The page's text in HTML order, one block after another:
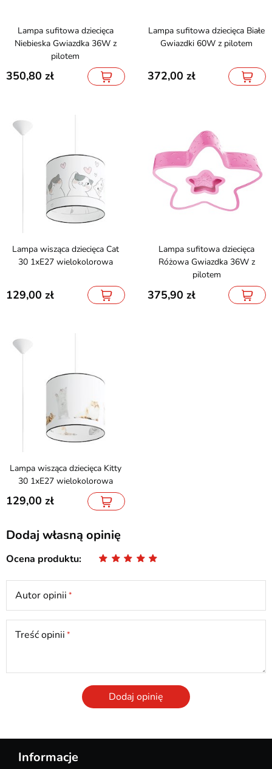
Lampa sufitowa dziecięca
Niebieska Gwiazdka 36W z
pilotem
350,80
Lampa sufitowa dziecięca Białe
Gwiazdki 60W z pilotem
372,00
Lampa wisząca dziecięca Cat
30 1xE27 wielokolorowa
129,00
Lampa sufitowa dziecięca
Różowa Gwiazdka 36W z
pilotem
375,90
Lampa wisząca dziecięca Kitty
30 1xE27 wielokolorowa
129,00
Dodaj własną opinię
Ocena produktu
Autor opinii
Treść opinii
Dodaj opinię
Informacje